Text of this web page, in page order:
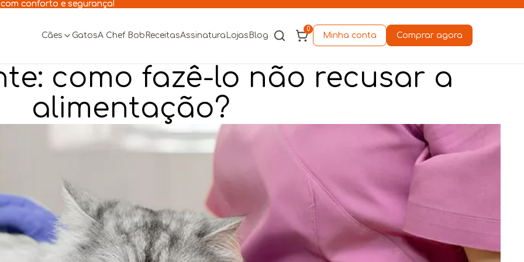
conforto e segurança!
conforto e segurança!
Cães GatosA Chef Bob ReceitasAssinatura Lojas Blog
0
Minha conta Comprar agora
como fazê-lo não recusar a
alimentação?